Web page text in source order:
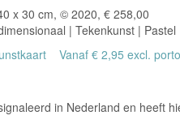
x 30 cm, © 2020, € 258,00
| Tekenkunst | Pastel
Vanaf € 2,95 excl. porto
in Nederland en heeft